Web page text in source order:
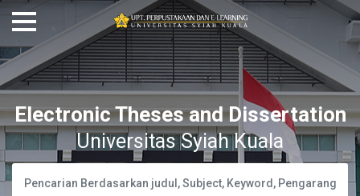
Electronic Theses and Dissertation
Universitas Syiah Kuala